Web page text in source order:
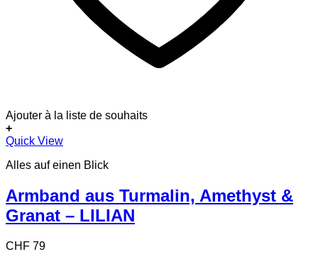
Ajouter à la liste de souhaits
+
Quick View
Alles auf einen Blick
Armband aus Turmalin, Amethyst &
Granat – LILIAN
CHF 79